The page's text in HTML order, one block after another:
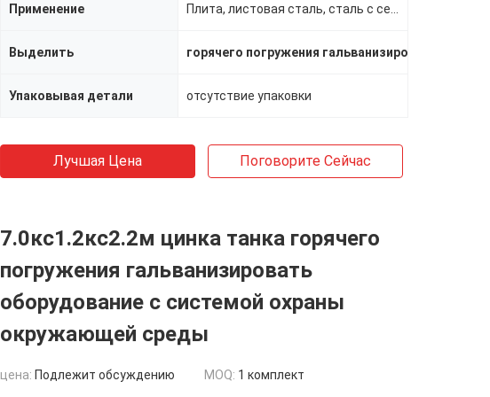
Применение
Выделить горячего погружения гальванизировать
Упаковывая детали отсутствие упаковки
Лучшая Цена Поговорите Сейчас
7.0кс1.2кс2.2м цинка танка горячего
погружения гальванизировать
оборудование с системой охраны
окружающей среды
цена: Подлежит обсуждению MOQ: 1 комплект